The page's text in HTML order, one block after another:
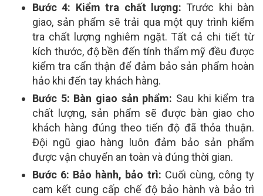
Bước 4: Kiểm tra chất lượng: Trước khi bàn
giao, sản phẩm sẽ trải qua một quy trình kiểm
tra chất lượng nghiêm ngặt. Tất cả chi tiết từ
kích thước, độ bền đến tính thẩm mỹ đều được
kiểm tra cẩn thận để đảm bảo sản phẩm hoàn
hảo khi đến tay khách hàng.
Bước 5: Bàn giao sản phẩm: Sau khi kiểm tra
chất lượng, sản phẩm sẽ được bàn giao cho
khách hàng đúng theo tiến độ đã thỏa thuận.
Đội ngũ giao hàng luôn đảm bảo sản phẩm
được vận chuyển an toàn và đúng thời gian.
Bước 6: Bảo hành, bảo trì: Cuối cùng, công ty
cam kết cung cấp chế độ bảo hành và bảo trì